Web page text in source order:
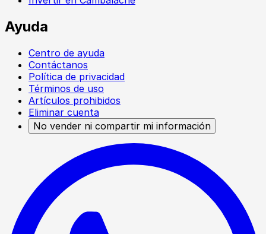
Ayuda
Centro de ayuda
Contáctanos
Política de privacidad
Términos de uso
Artículos prohibidos
Eliminar cuenta
No vender ni compartir mi información